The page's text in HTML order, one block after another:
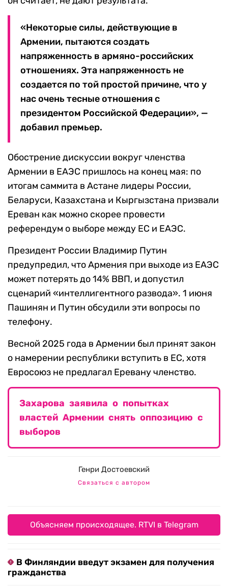
«Некоторые силы, действующие в
Армении, пытаются создать
напряженность в армяно-российских
отношениях. Эта напряженность не
создается по той простой причине, что у
нас очень тесные отношения с
президентом Российской Федерации», —
добавил премьер.
Обострение дискуссии вокруг членства
Армении в ЕАЭС пришлось на конец мая: по
итогам саммита в Астане лидеры России,
Беларуси, Казахстана и Кыргызстана призвали
Ереван как можно скорее провести
референдум о выборе между ЕС и ЕАЭС.
Президент России Владимир Путин
предупредил, что Армения при выходе из ЕАЭС
может потерять до 14% ВВП, и допустил
сценарий «интеллигентного развода». 1 июня
Пашинян и Путин обсудили эти вопросы по
телефону.
Весной 2025 года в Армении был принят закон
о намерении республики вступить в ЕС, хотя
Евросоюз не предлагал Еревану членство.
Захарова заявила о попытках
властей Армении снять оппозицию с
выборов
Генри Достоевский
Связаться с автором
Объясняем происходящее. RTVI в Telegram
В Финляндии введут экзамен для получения
гражданства